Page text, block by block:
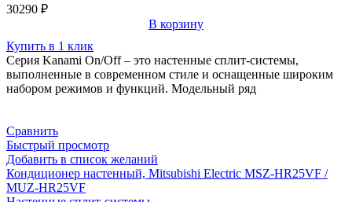
30290 ₽
В корзину
Купить в 1 клик
Серия Kanami On/Off – это настенные сплит-системы,
выполненные в современном стиле и оснащенные широким
набором режимов и функций. Модельный ряд
Сравнить
Быстрый просмотр
Добавить в список желаний
Кондиционер настенный, Mitsubishi Electric MSZ-HR25VF /
MUZ-HR25VF